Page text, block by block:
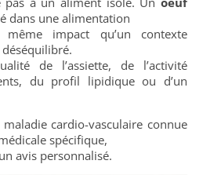
dans une alimentation
impact qu’un contexte
de l’assiette, de l’activité
du profil lipidique ou d’un
cardio-vasculaire connue
spécifique,
avis personnalisé.